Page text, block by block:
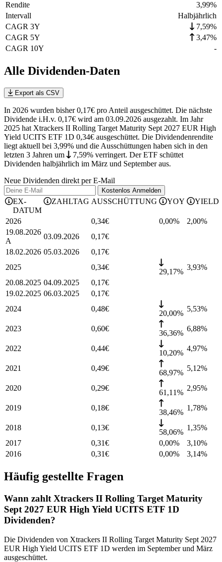
Rendite
3,99%
Intervall
Halbjährlich
CAGR 3Y
7,59%
CAGR 5Y
3,47%
CAGR 10Y
-
Alle Dividenden-Daten
Export als CSV
In 2026 wurden bisher 0,17€ pro Anteil ausgeschüttet. Die nächste
Dividende i.H.v. 0,17€ wird am 03.09.2026 ausgezahlt. Im Jahr
2025 hat Xtrackers II Rolling Target Maturity Sept 2027 EUR High
Yield UCITS ETF 1D 0,34€ ausgeschüttet. Die Dividendenrendite
liegt aktuell bei 3,99% und die Ausschüttungen haben sich in den
letzten 3 Jahren um 7,59% verringert. Der ETF schüttet
Dividenden halbjährlich im März und September aus.
Neue Dividenden direkt per E-Mail
Kostenlos Anmelden
EX-
DATUM
ZAHLTAG AUSSCHÜTTUNG YOY YIELD
2026 0,34€ 0,00% 2,00%
19.08.2026
A
03.09.2026 0,17€
18.02.2026 05.03.2026 0,17€
2025
0,34€
29,17%
3,93%
20.08.2025 04.09.2025 0,17€
19.02.2025 06.03.2025 0,17€
2024
0,48€
20,00%
5,53%
2023 0,60€
36,36%
6,88%
2022 0,44€
10,20%
4,97%
2021 0,49€
68,97%
5,12%
2020 0,29€
61,11%
2,95%
2019 0,18€
38,46%
1,78%
2018 0,13€
58,06%
1,35%
2017
0,31€ 0,00% 3,10%
2016
0,31€ 0,00% 3,14%
Häufig gestellte Fragen
Wann zahlt Xtrackers II Rolling Target Maturity
Sept 2027 EUR High Yield UCITS ETF 1D
Dividenden?
Die Dividenden von Xtrackers II Rolling Target Maturity Sept 2027
EUR High Yield UCITS ETF 1D werden im September und März
ausgeschüttet.